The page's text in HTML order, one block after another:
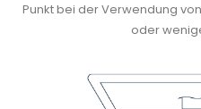
Punkt bei der Verwendung
oder